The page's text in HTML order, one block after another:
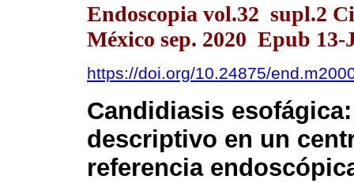
Endoscopia vol.32 supl.2
México sep. 2020 Epub 13-
https://doi.org/10.24875/
Candidiasis
descriptivo en un
referencia